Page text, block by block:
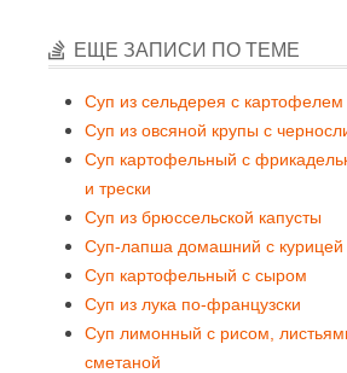
ЕЩЕ ЗАПИСИ ПО ТЕМЕ
Суп из сельдерея с картофелем
Суп из овсяной крупы с
Суп картофельный с
и трески
Суп из брюссельской капусты
Суп-лапша домашний с курицей
Суп картофельный с сыром
Суп из лука по-французски
Суп лимонный с рисом,
сметаной